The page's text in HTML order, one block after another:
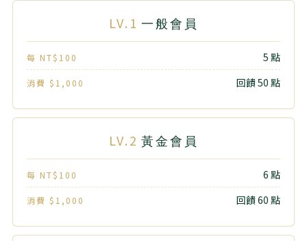
LV.1 一般會員
每 NT$100 5 點
消費 $1,000 回饋 50 點
LV.2 黃金會員
每 NT$100 6 點
消費 $1,000 回饋 60 點